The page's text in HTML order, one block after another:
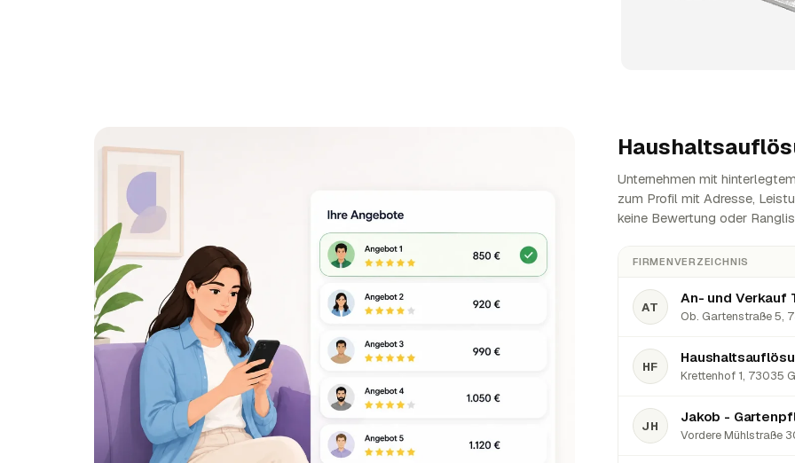
Unternehmen mit
zum Profil mit Adresse,
keine Bewertung oder
FIRMENVERZEICHNIS
AT
An- und Verkauf
Ob. Gartenstraße 5,
HF
Krettenhof 1, 73035
JH
Jakob -
Vordere Mühlstraße